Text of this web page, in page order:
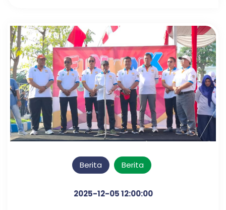
Berita Berita
2025-12-05 12:00:00